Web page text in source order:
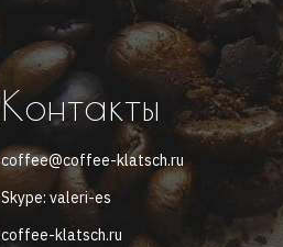
Контакты
coffee@coffee-klatsch.ru
Skype: valeri-es
coffee-klatsch.ru